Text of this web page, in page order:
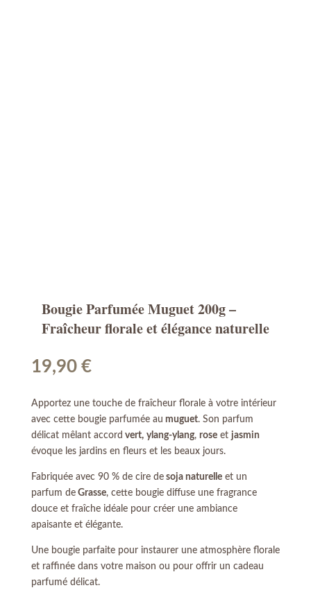
Bougie Parfumée Muguet 200g –
Fraîcheur florale et élégance naturelle
19,90 €
Apportez une touche de fraîcheur florale à votre intérieur
avec cette bougie parfumée au muguet. Son parfum
délicat mêlant accord vert, ylang-ylang, roseet jasmin
évoque les jardins en fleurs et les beaux jours.
Fabriquée avec 90 % de cire desoja naturelleet un
parfum deGrasse, cette bougie diffuse une fragrance
douce et fraîche idéale pour créer une ambiance
apaisante et élégante.
Une bougie parfaite pour instaurer une atmosphère florale
et raffinée dans votre maison ou pour offrir un cadeau
parfumé délicat.